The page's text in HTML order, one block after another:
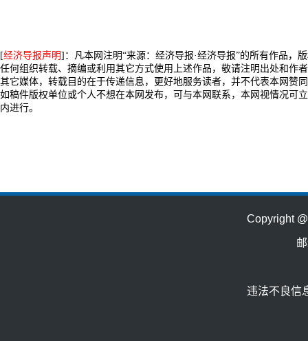
[经济导报声明]：凡本网注明“来源：经济导报·经济导报”的所有作品，
任何组织转载、摘编或利用其它方式使用上述作品，敬请注明出处和作
其它媒体，转载目的在于传递信息，更好地服务读者，并不代表本网赞
如稿件版权单位或个人不想在本网发布，可与本网联系，本网视情况可
内进行。
Copyright
违法不良信